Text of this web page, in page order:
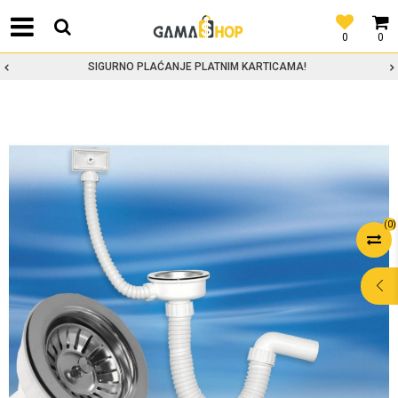
0
0
SIGURNO PLAĆANJE PLATNIM KARTICAMA!
(0)
POMOĆ PRI
KUPOVINI